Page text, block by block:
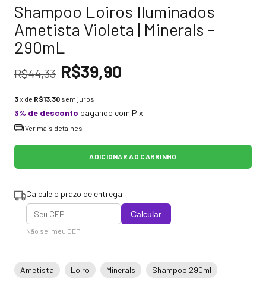
Shampoo Loiros Iluminados
Ametista Violeta | Minerals -
290mL
R$44,33 R$39,90
3x de R$13,30 sem juros
3% de desconto pagando com Pix
Ver mais detalhes
Calcule o prazo de entrega
Calcular
Não sei meu CEP
Ametista Loiro Minerals
Shampoo 290ml